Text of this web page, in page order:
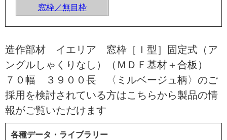
窓枠／無目枠
造作部材 イエリア 窓枠［Ｉ型］固定式（ア
ングルしゃくりなし）（ＭＤＦ基材＋合板）
７０幅 ３９００長 〈ミルベージュ柄〉のご
採用を検討されている方はこちらから製品の情
報がご覧いただけます
各種データ・ライブラリー